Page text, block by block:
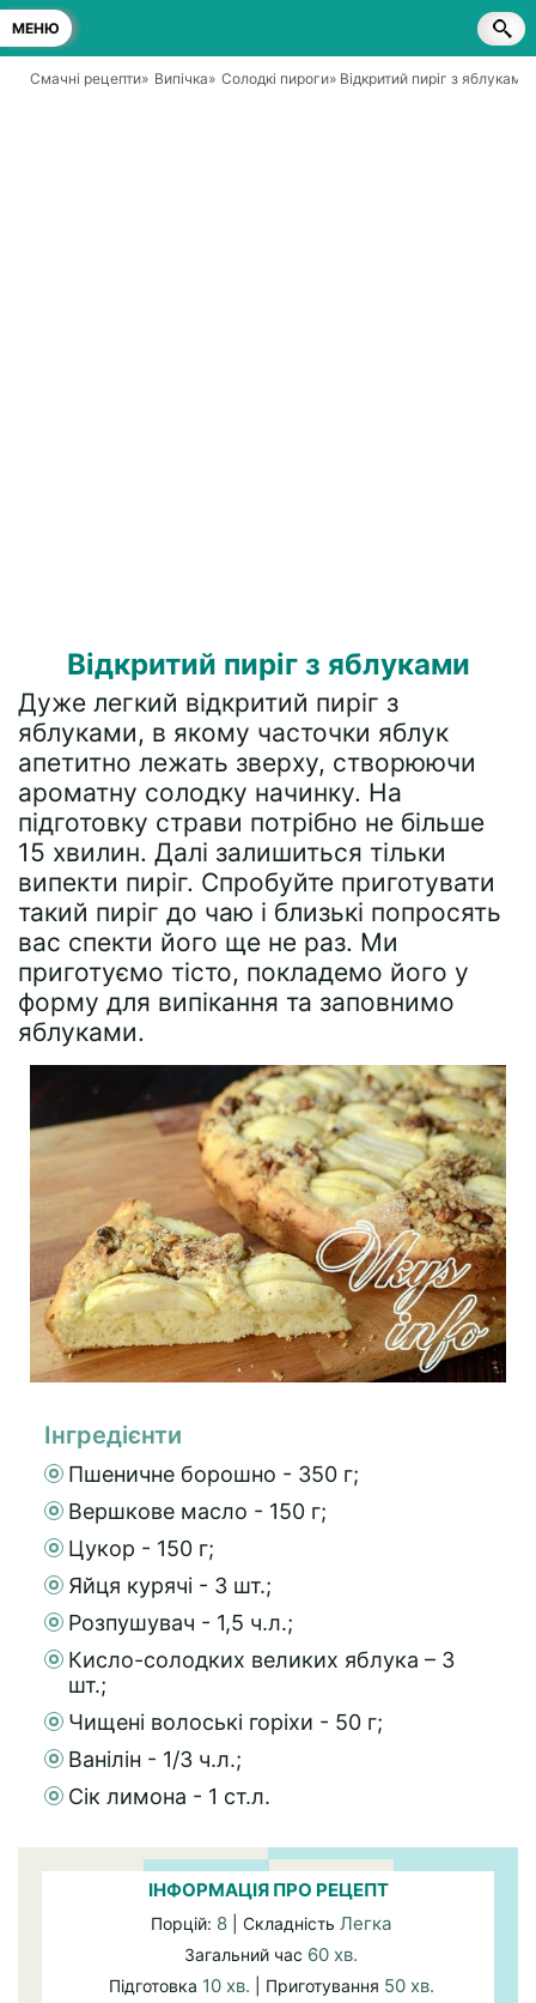
МЕНЮ
Смачні рецепти» Випічка» Солодкі пироги» Відкритий пиріг з яблуками
Відкритий пиріг з яблуками
Дуже легкий відкритий пиріг з
яблуками, в якому часточки яблук
апетитно лежать зверху, створюючи
ароматну солодку начинку. На
підготовку страви потрібно не більше
15 хвилин. Далі залишиться тільки
випекти пиріг. Спробуйте приготувати
такий пиріг до чаю і близькі попросять
вас спекти його ще не раз. Ми
приготуємо тісто, покладемо його у
форму для випікання та заповнимо
яблуками.
Інгредієнти
Пшеничне борошно - 350 г;
Вершкове масло - 150 г;
Цукор - 150 г;
Яйця курячі - 3 шт.;
Розпушувач - 1,5 ч.л.;
Кисло-солодких великих яблука – 3
шт.;
Чищені волоські горіхи - 50 г;
Ванілін - 1/3 ч.л.;
Сік лимона - 1 ст.л.
ІНФОРМАЦІЯ ПРО РЕЦЕПТ
Порцій: 8 | Складність Легка
Загальний час 60 хв.
Підготовка 10 хв. | Приготування 50 хв.